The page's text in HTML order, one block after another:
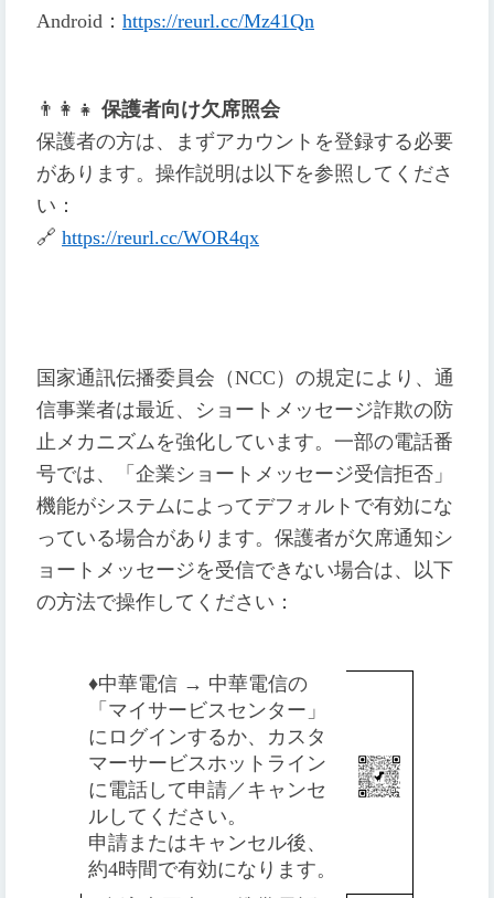
Android ： https://reurl.cc/Mz41Qn
👨 👩 👧 保護者向け欠席照会
保護者の方は、まずアカウントを登録する必要
があります。操作説明は以下を参照してくださ
い：
🔗 https://reurl.cc/WOR4qx
国家通訊伝播委員会（NCC）の規定により、通
信事業者は最近、ショートメッセージ詐欺の防
止メカニズムを強化しています。一部の電話番
号では、「企業ショートメッセージ受信拒否」
機能がシステムによってデフォルトで有効にな
っている場合があります。保護者が欠席通知シ
ョートメッセージを受信できない場合は、以下
の方法で操作してください：
♦️中華電信 → 中華電信の
「マイサービスセンター」
にログインするか、カスタ
マーサービスホットライン
に電話して申請／キャンセ
ルしてください。
申請またはキャンセル後、
約4時間で有効になります。